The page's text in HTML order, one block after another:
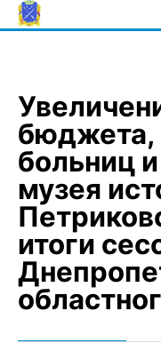
Skip
to
бюджета,
больниц
музея
итоги